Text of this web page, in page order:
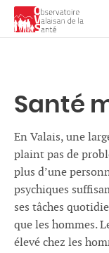
Espérance de
Maladies
Cancers
Décès par
Santé
En Valais, une
plaint pas de
plus d’une
psychiques
ses tâches
que les hommes.
élevé chez les